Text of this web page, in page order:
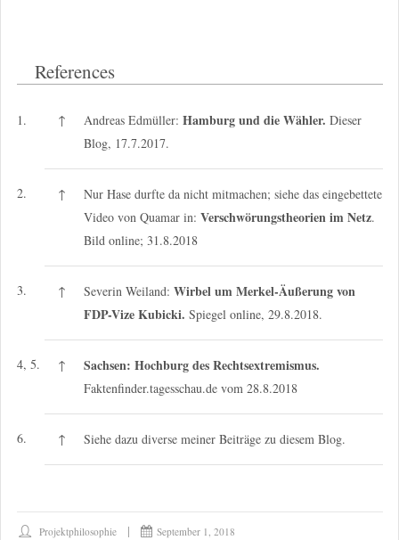
References
1. ↑ Andreas Edmüller: Hamburg und die Wähler. Dieser
Blog, 17.7.2017.
2. ↑
Nur Hase durfte da nicht mitmachen; siehe das eingebettete
Video von Quamar in: Verschwörungstheorien im Netz.
Bild online; 31.8.2018
3. ↑ Severin Weiland: Wirbel um Merkel-Äußerung von
FDP-Vize Kubicki. Spiegel online, 29.8.2018.
4, 5. ↑ Sachsen: Hochburg des Rechtsextremismus.
Faktenfinder.tagesschau.de vom 28.8.2018
6. ↑ Siehe dazu diverse meiner Beiträge zu diesem Blog.
Projektphilosophie September 1, 2018